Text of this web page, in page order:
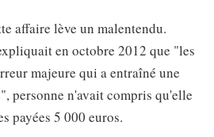
affaire lève un malentendu.
en octobre 2012 que "les
majeure qui a entraîné une
personne n'avait compris qu'elle
payées 5 000 euros.